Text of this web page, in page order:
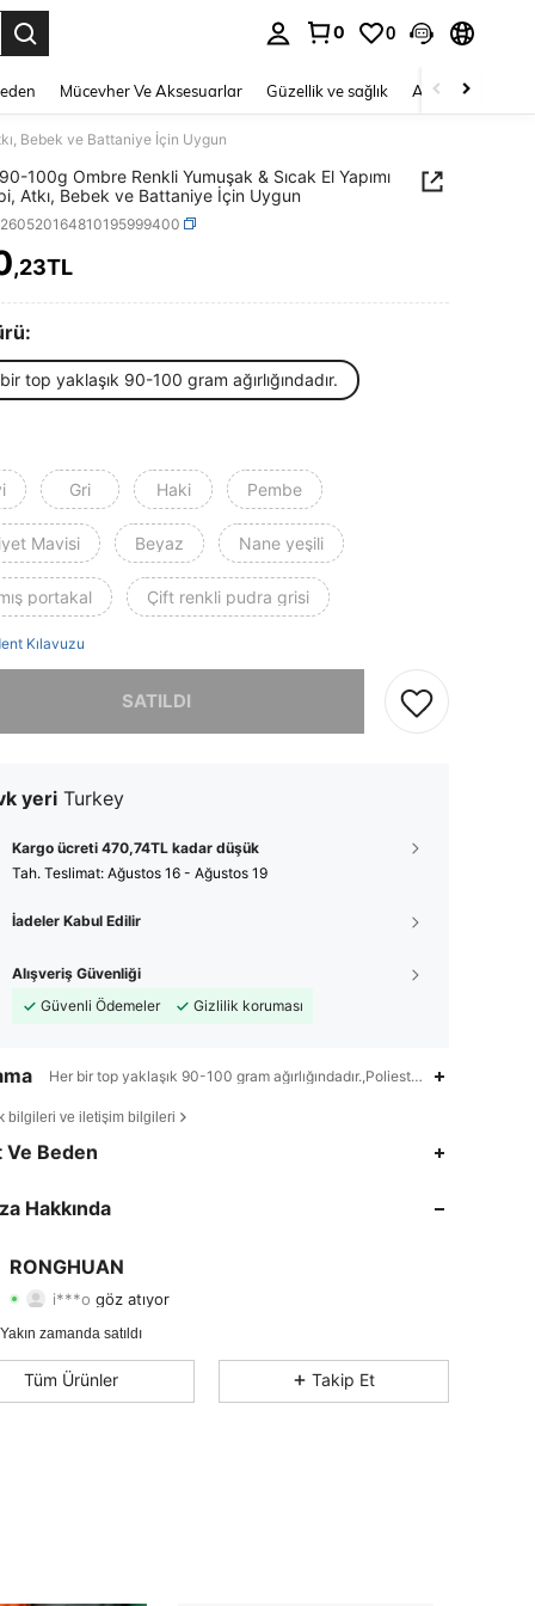
0 0
Mücevher Ve Aksesuarlar Güzellik ve sağlık Ayakkabı
Bebek ve Battaniye İçin Uygun
100g Ombre Renkli Yumuşak & Sıcak El Yapımı
Atkı, Bebek ve Battaniye İçin Uygun
AND AVAILABILITY
,23TL
top yaklaşık 90-100 gram ağırlığındadır.
Gri Haki Pembe
Mavisi Beyaz Nane yeşili
portakal Çift renkli pudra grisi
Kılavuzu
SATILDI
yeri Turkey
Kargo ücreti 470,74TL kadar düşük
Tah. Teslimat: Ağustos 16 - Ağustos 19
İadeler Kabul Edilir
Alışveriş Güvenliği
Güvenli Ödemeler
Gizlilik koruması
Her bir top yaklaşık 90-100 gram ağırlığındadır.,Poliester,100% Poliester
bilgileri ve iletişim bilgileri
Ve Beden
Hakkında
RONGHUAN
4,78
4,78
4,78
i***o göz atıyor
4,78
zamanda satıldı
Tüm Ürünler Takip Et